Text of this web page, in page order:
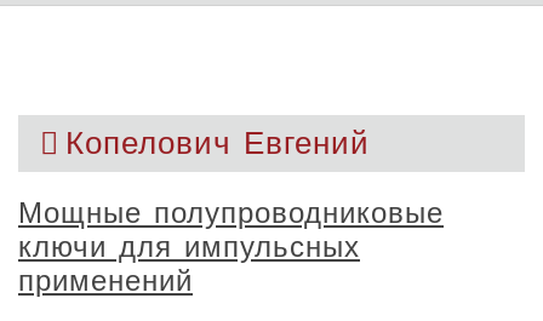
Копелович Евгений
Мощные полупроводниковые
ключи для импульсных
применений